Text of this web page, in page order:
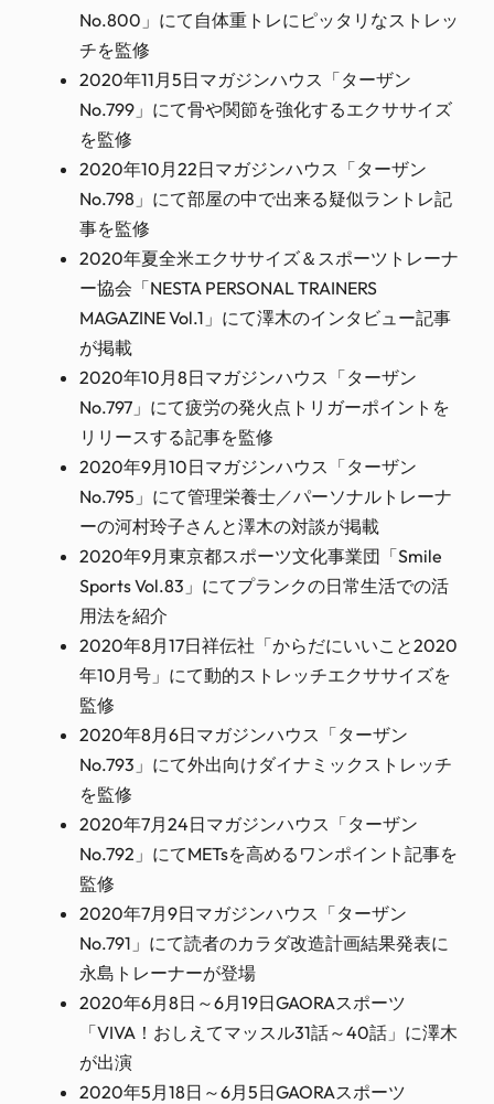
No.800」にて自体重トレにピッタリなストレッ
チを監修
2020年11月5日マガジンハウス「ターザン
No.799」にて骨や関節を強化するエクササイズ
を監修
2020年10月22日マガジンハウス「ターザン
No.798」にて部屋の中で出来る疑似ラントレ記
事を監修
2020年夏全米エクササイズ＆スポーツトレーナ
ー協会「NESTA PERSONAL TRAINERS
MAGAZINE Vol.1」にて澤木のインタビュー記事
が掲載
2020年10月8日マガジンハウス「ターザン
No.797」にて疲労の発火点トリガーポイントを
リリースする記事を監修
2020年9月10日マガジンハウス「ターザン
No.795」にて管理栄養士／パーソナルトレーナ
ーの河村玲子さんと澤木の対談が掲載
2020年9月東京都スポーツ文化事業団「Smile
Sports Vol.83」にてプランクの日常生活での活
用法を紹介
2020年8月17日祥伝社「からだにいいこと2020
年10月号」にて動的ストレッチエクササイズを
監修
2020年8月6日マガジンハウス「ターザン
No.793」にて外出向けダイナミックストレッチ
を監修
2020年7月24日マガジンハウス「ターザン
No.792」にてMETsを高めるワンポイント記事を
監修
2020年7月9日マガジンハウス「ターザン
No.791」にて読者のカラダ改造計画結果発表に
永島トレーナーが登場
2020年6月8日～6月19日GAORAスポーツ
「VIVA！おしえてマッスル31話～40話」に澤木
が出演
2020年5月18日～6月5日GAORAスポーツ